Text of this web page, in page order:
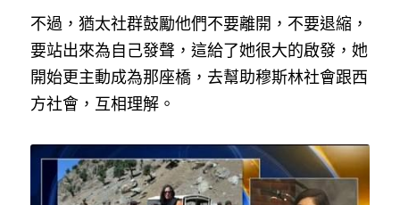
不過，猶太社群鼓勵他們不要離開，不要退縮，
要站出來為自己發聲，這給了她很大的啟發，她
開始更主動成為那座橋，去幫助穆斯林社會跟西
方社會，互相理解。